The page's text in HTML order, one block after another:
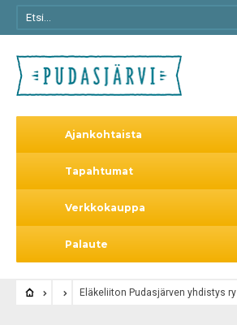
Ajankohtaista
Tapahtumat
Verkkokauppa
Palaute
Eläkeliiton Pudasjärven yhdistys ry